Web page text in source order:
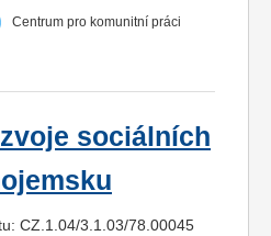
Centrum pro komunitní práci
sociálních
CZ.1.04/3.1.03/78.00045